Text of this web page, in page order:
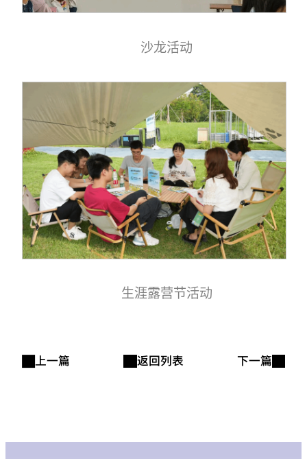
沙龙活动
生涯露营节活动
上一篇 返回列表 下一篇